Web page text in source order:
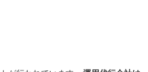
岐にわたる業務が必要です。